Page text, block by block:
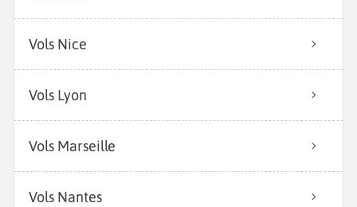
Vols Nice
Vols Lyon
Vols Marseille
Vols Nantes